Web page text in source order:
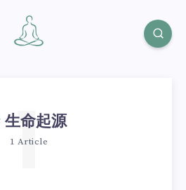
生命起源
1 Article
1